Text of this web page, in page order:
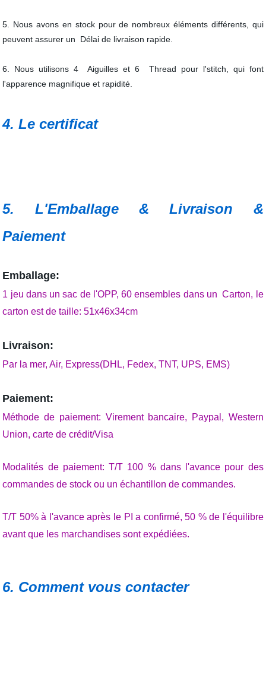
5. Nous avons en stock pour de nombreux éléments différents, qui
peuvent assurer un Délai de livraison rapide.
6. Nous utilisons 4 Aiguilles et 6 Thread pour l'stitch, qui font
l'apparence magnifique et rapidité.
4. Le certificat
5. L'Emballage & Livraison &
Paiement
Emballage:
1 jeu dans un sac de l'OPP, 60 ensembles dans un Carton, le
carton est de taille: 51x46x34cm
Livraison:
Par la mer, Air, Express(DHL, Fedex, TNT, UPS, EMS)
Paiement:
Méthode de paiement: Virement bancaire, Paypal, Western
Union, carte de crédit/Visa
Modalités de paiement: T/T 100 % dans l'avance pour des
commandes de stock ou un échantillon de commandes.
T/T 50% à l'avance après le PI a confirmé, 50 % de l'équilibre
avant que les marchandises sont expédiées.
6. Comment vous contacter